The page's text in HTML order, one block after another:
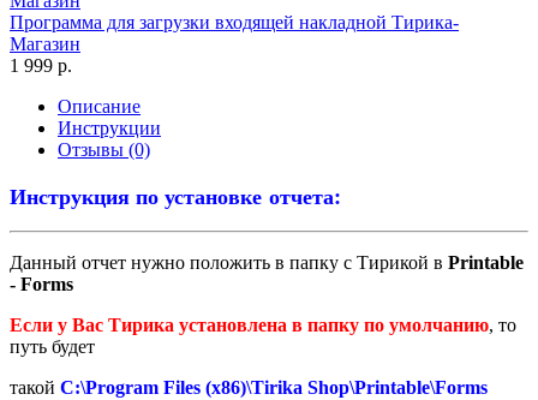
Программа для загрузки входящей накладной Тирика-
Магазин
1 999 р.
Описание
Инструкции
Отзывы (0)
Инструкция по установке отчета:
Данный отчет нужно положить в папку с Тирикой в Printable
- Forms
Если у Вас Тирика установлена в папку по умолчанию, то
путь будет
такой C:\Program Files (x86)\Tirika Shop\Printable\Forms